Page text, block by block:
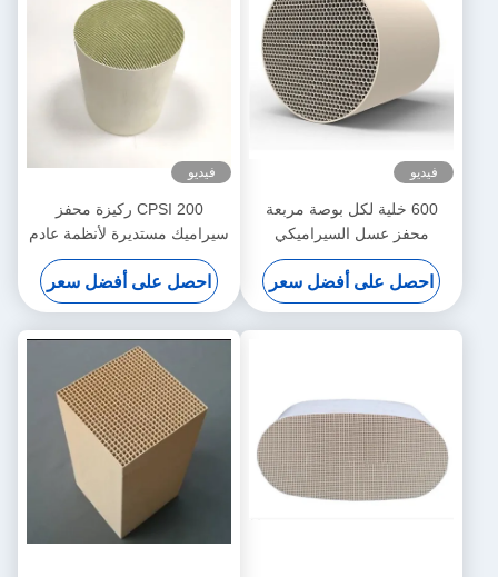
فيديو
600 خلية لكل بوصة مربعة
محفز عسل السيراميكي
احصل على أفضل سعر
فيديو
200 CPSI ركيزة محفز
سيراميك مستديرة لأنظمة عادم
السيارات - قطر 4 بوصات
احصل على أفضل سعر